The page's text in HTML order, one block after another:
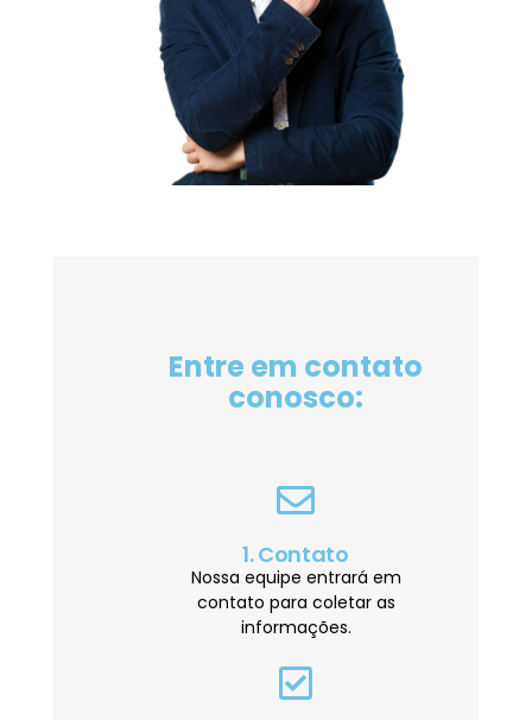
Entre em contato
conosco:
1. Contato
Nossa equipe entrará em
contato para coletar as
informações.